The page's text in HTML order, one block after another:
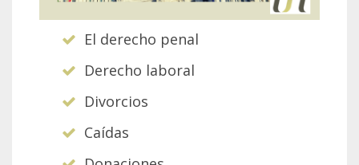
El derecho penal
Derecho laboral
Divorcios
Caídas